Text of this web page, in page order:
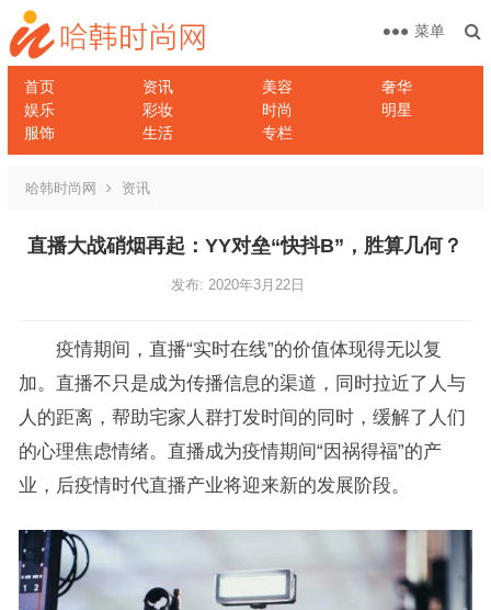
首页 资讯 美容
奢华
娱乐
彩妆 时尚
明星
服饰
生活 专栏
菜单
哈韩时尚网 资讯
直播大战硝烟再起：YY对垒“快抖B”，胜算几何？
发布: 2020年3月22日
疫情期间，直播“实时在线”的价值体现得无以复
加。直播不只是成为传播信息的渠道，同时拉近了人与
人的距离，帮助宅家人群打发时间的同时，缓解了人们
的心理焦虑情绪。直播成为疫情期间“因祸得福”的产
业，后疫情时代直播产业将迎来新的发展阶段。